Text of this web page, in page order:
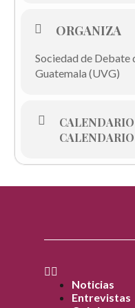
ORGANIZA
Sociedad de Debate
Guatemala (UVG)
CALENDARIO
Noticias
Entrevistas